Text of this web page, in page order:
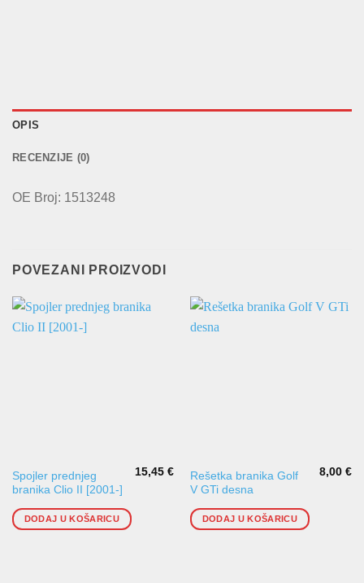
OPIS
RECENZIJE (0)
OE Broj: 1513248
POVEZANI PROIZVODI
Spojler prednjeg
branika Clio II [2001-]
15,45€
DODAJ U KOŠARICU
Rešetka branika Golf
V GTi desna
8,00€
DODAJ U KOŠARICU